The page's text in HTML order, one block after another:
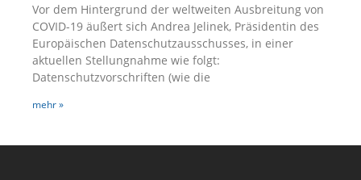
Vor dem Hintergrund der weltweiten Ausbreitung von
COVID-19 äußert sich Andrea Jelinek, Präsidentin des
Europäischen Datenschutzausschusses, in einer
aktuellen Stellungnahme wie folgt:
Datenschutzvorschriften (wie die
mehr »